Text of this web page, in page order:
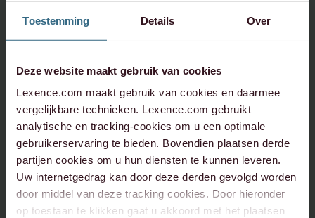
Toestemming Details Over
Deze website maakt gebruik van cookies
Lexence.com maakt gebruik van cookies en daarmee
vergelijkbare technieken. Lexence.com gebruikt
analytische en tracking-cookies om u een optimale
gebruikerservaring te bieden. Bovendien plaatsen derde
partijen cookies om u hun diensten te kunnen leveren.
Uw internetgedrag kan door deze derden gevolgd worden
door middel van deze tracking cookies. Door hieronder
op toestaan te klikken gaat u akkoord met het plaatsen